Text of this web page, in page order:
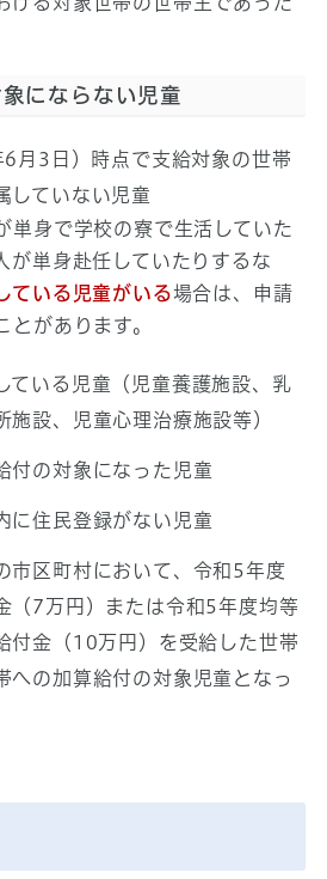
にならない児童
月3日）時点で支給対象の世帯
していない児童
身で学校の寮で生活していた
が単身赴任していたりするな
ている児童がいる場合は、申請
とがあります。
ている児童（児童養護施設、乳
施設、児童心理治療施設等）
付の対象になった児童
に住民登録がない児童
市区町村において、令和5年度
（7万円）または令和5年度均等
付金（10万円）を受給した世帯
への加算給付の対象児童となっ